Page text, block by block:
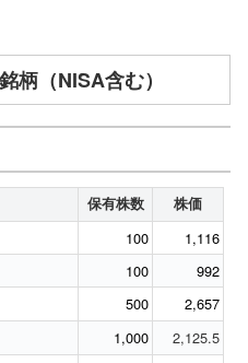
柄（NISA含む）
保有株数 株価
100
1,116
100
992
500
2,657
1,000
2,125.5